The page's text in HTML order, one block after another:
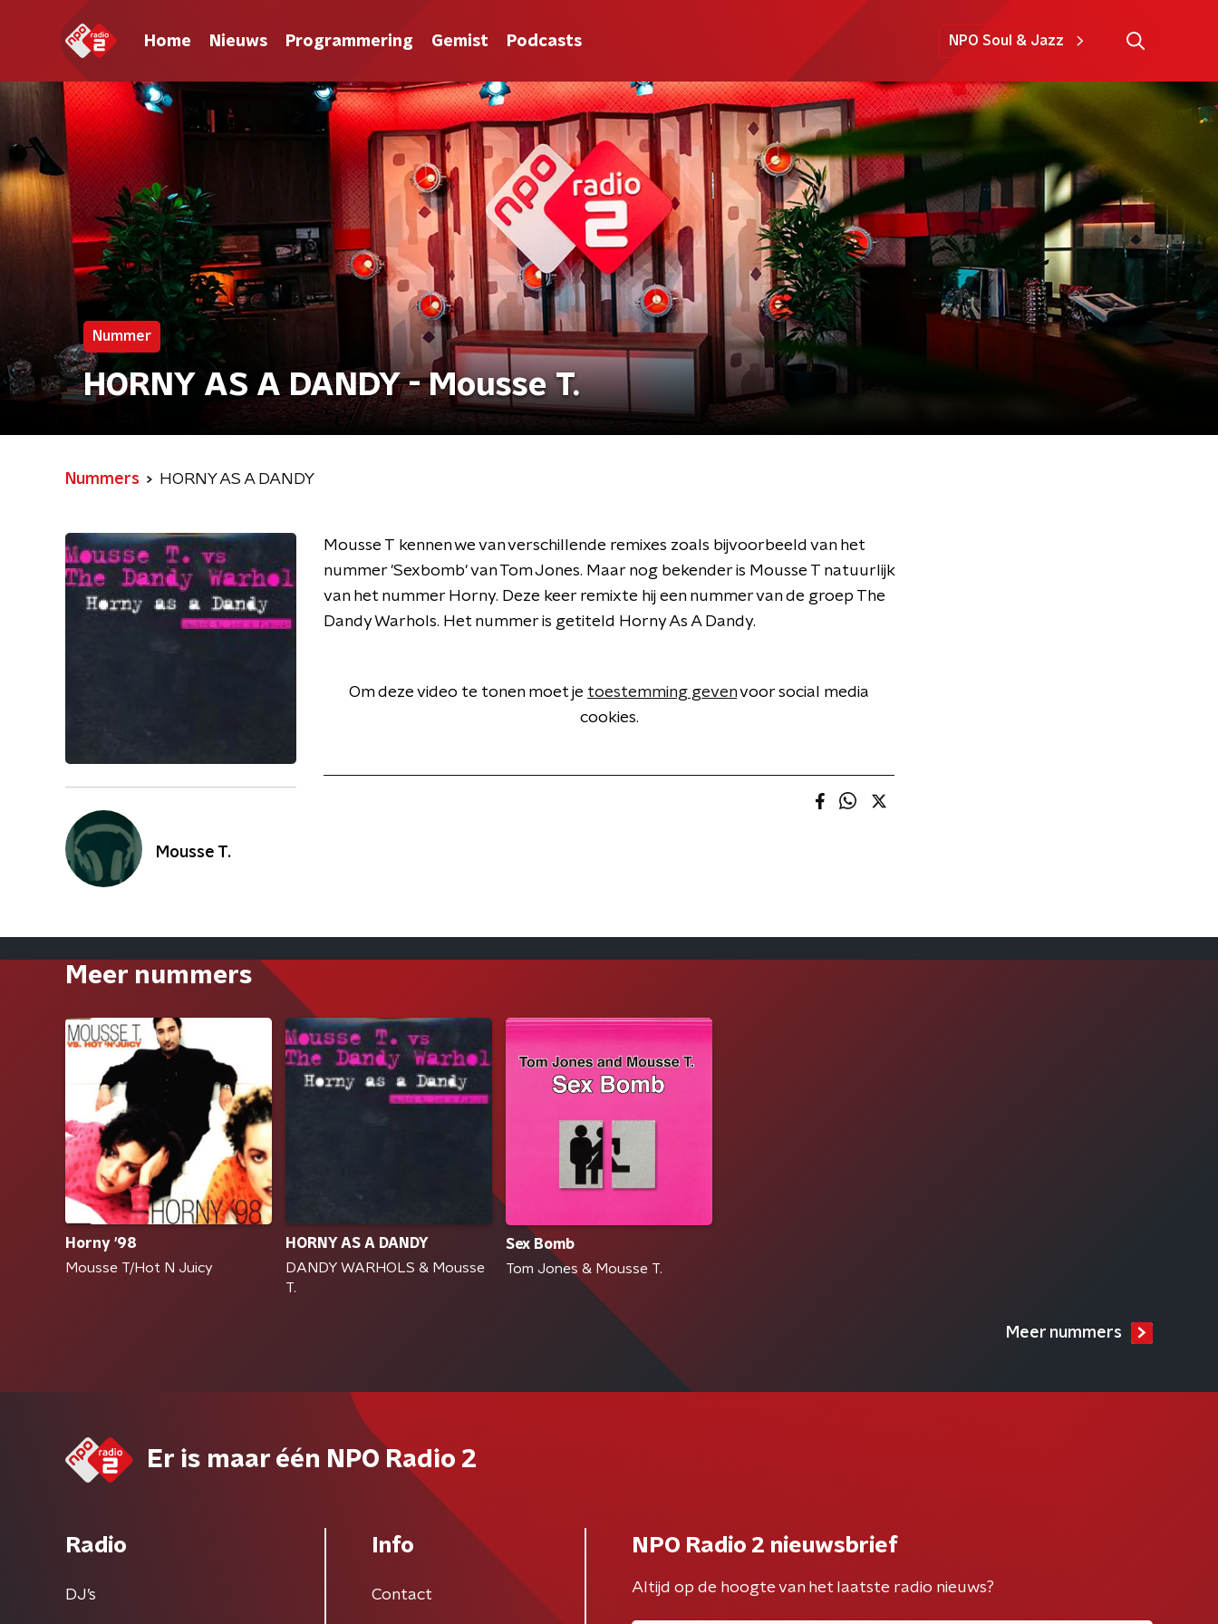
Home Nieuws Programmering Gemist Podcasts NPO Soul & Jazz
Nummer
HORNY AS A DANDY - Mousse T.
Nummers HORNY AS A DANDY
Mousse T.
Mousse T kennen we van verschillende remixes zoals bijvoorbeeld van het
nummer 'Sexbomb' van Tom Jones. Maar nog bekender is Mousse T natuurlijk
van het nummer Horny. Deze keer remixte hij een nummer van de groep The
Dandy Warhols. Het nummer is getiteld Horny As A Dandy.
Om deze video te tonen moet je toestemming gevenvoor social media
cookies.
Meer nummers
Horny '98
Mousse T/Hot N Juicy
HORNY AS A DANDY
DANDY WARHOLS & Mousse
T.
Sex Bomb
Tom Jones & Mousse T.
Meer nummers
Er is maar één NPO Radio 2
Radio
DJ’s
Info
Contact
NPO Radio 2 nieuwsbrief
Altijd op de hoogte van het laatste radio nieuws?